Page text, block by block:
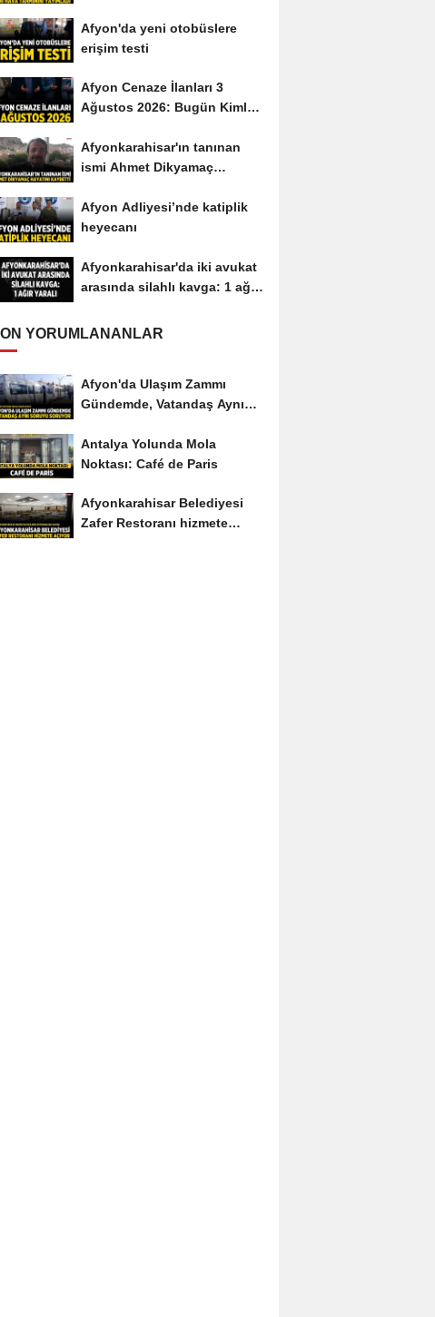
Afyon'da yeni otobüslere
erişim testi
Afyon Cenaze İlanları 3
Ağustos 2026: Bugün Kimler
Afyonkarahisar'ın tanınan
ismi Ahmet Dikyamaç
Afyon Adliyesi’nde katiplik
heyecanı
Afyonkarahisar'da iki avukat
arasında silahlı kavga: 1 ağır
YORUMLANANLAR
Afyon'da Ulaşım Zammı
Gündemde, Vatandaş Aynı
Antalya Yolunda Mola
Noktası: Café de Paris
Afyonkarahisar Belediyesi
Zafer Restoranı hizmete